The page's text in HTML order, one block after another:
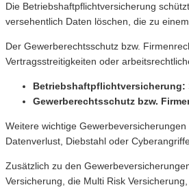
Die Betriebshaftpflichtversicherung
versehentlich Daten löschen, die zu
Der Gewerberechtsschutz bzw.
Vertragsstreitigkeiten oder
Betriebshaftpflichtversicherung:
Gewerberechtsschutz bzw.
Weitere wichtige
Datenverlust, Diebstahl oder
Zusätzlich zu den
Versicherung, die Multi Risk